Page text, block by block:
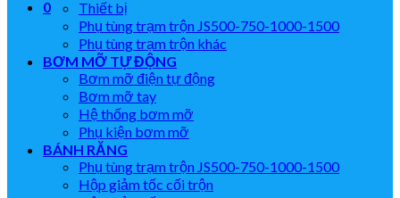
0
Thiết bị
Phụ tùng trạm trộn JS500-750-1000-1500
Phụ tùng trạm trộn khác
BƠM MỠ TỰ ĐỘNG
Bơm mỡ điện tự động
Bơm mỡ tay
Hệ thống bơm mỡ
Phụ kiện bơm mỡ
BÁNH RĂNG
Phụ tùng trạm trộn JS500-750-1000-1500
Hộp giảm tốc cối trộn